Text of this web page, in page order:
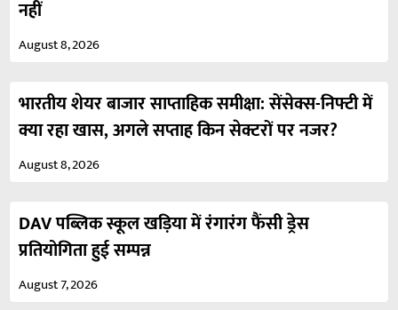
नहीं
August 8, 2026
भारतीय शेयर बाजार साप्ताहिक समीक्षा: सेंसेक्स-निफ्टी में
क्या रहा खास, अगले सप्ताह किन सेक्टरों पर नजर?
August 8, 2026
DAV पब्लिक स्कूल खड़िया में रंगारंग फैंसी ड्रेस
प्रतियोगिता हुई सम्पन्न
August 7, 2026